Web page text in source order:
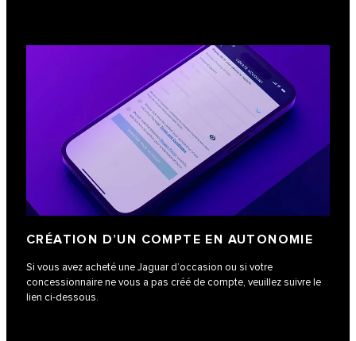
CRÉATION D’UN COMPTE EN AUTONOMIE
Si vous avez acheté une Jaguar d’occasion ou si votre
concessionnaire ne vous a pas créé de compte, veuillez suivre le
lien ci-dessous.